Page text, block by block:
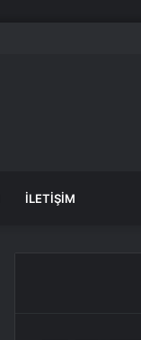
İLETIŞIM